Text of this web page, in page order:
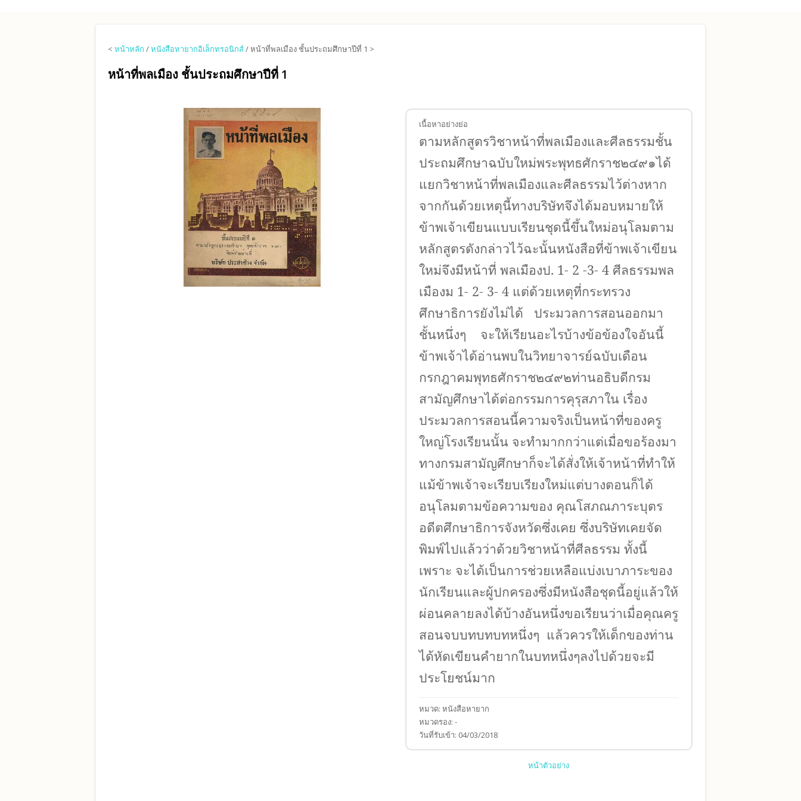
< หน้าหลัก /หนังสือหายากอิเล็กทรอนิกส์/ หน้าที่พลเมือง ชั้นประถมศึกษาปีที่ 1 >
หน้าที่พลเมือง ชั้นประถมศึกษาปีที่ 1
เนื้อหาอย่างย่อ
ตามหลักสูตรวิชาหน้าที่พลเมืองและศีลธรรมชั้น
ประถมศึกษาฉบับใหม่พระพุทธศักราช๒๔๙๑ได้
แยกวิชาหน้าที่พลเมืองและศีลธรรมไว้ต่างหาก
จากกันด้วยเหตุนี้ทางบริษัทจึงได้มอบหมายให้
ข้าพเจ้าเขียนแบบเรียนชุดนี้ขึ้นใหม่อนุโลมตาม
หลักสูตรดังกล่าวไว้ฉะนั้นหนังสือที่ข้าพเจ้าเขียน
ใหม่จึงมีหน้าที่ พลเมืองป. 1- 2 -3- 4 ศีลธรรมพล
เมืองม 1- 2- 3- 4 แต่ด้วยเหตุที่กระทรวง
ศึกษาธิการยังไม่ได้ ประมวลการสอนออกมา
ชั้นหนึ่งๆ จะให้เรียนอะไรบ้างข้อข้องใจอันนี้
ข้าพเจ้าได้อ่านพบในวิทยาจารย์ฉบับเดือน
กรกฎาคมพุทธศักราช๒๔๙๒ท่านอธิบดีกรม
สามัญศึกษาได้ต่อกรรมการคุรุสภาใน เรื่อง
ประมวลการสอนนี้ความจริงเป็นหน้าที่ของครู
ใหญ่โรงเรียนนั้น จะทำมากกว่าแต่เมื่อขอร้องมา
ทางกรมสามัญศึกษาก็จะได้สั่งให้เจ้าหน้าที่ทำให้
แม้ข้าพเจ้าจะเรียบเรียงใหม่แต่บางตอนก็ได้
อนุโลมตามข้อความของ คุณโสภณภาระบุตร
อดีตศึกษาธิการจังหวัดซึ่งเคย ซึ่งบริษัทเคยจัด
พิมพ์ไปแล้วว่าด้วยวิชาหน้าที่ศีลธรรม ทั้งนี้
เพราะ จะได้เป็นการช่วยเหลือแบ่งเบาภาระของ
นักเรียนและผู้ปกครองซึ่งมีหนังสือชุดนี้อยู่แล้วให้
ผ่อนคลายลงได้บ้างอันหนึ่งขอเรียนว่าเมื่อคุณครู
สอนจบบทบทบทหนึ่งๆ แล้วควรให้เด็กของท่าน
ได้หัดเขียนคำยากในบทหนึ่งๆลงไปด้วยจะมี
ประโยชน์มาก
หมวด: หนังสือหายาก
หมวดรอง: -
วันที่รับเข้า: 04/03/2018
หน้าตัวอย่าง